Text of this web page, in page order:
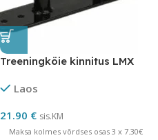
Treeningköie kinnitus LMX
Laos
21.90 € sis.KM
Maksa kolmes võrdses osas 3 x 7.30€